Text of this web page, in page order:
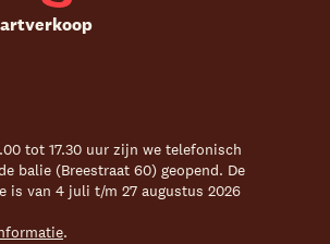
tot 17.30 uur zijn we telefonisch
balie (Breestraat 60) geopend. De
is van 4 juli t/m 27 augustus 2026
.